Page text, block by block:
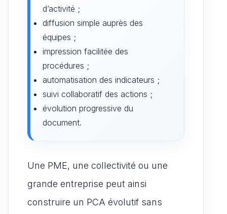
d’activité ;
diffusion simple auprès des
équipes ;
impression facilitée des
procédures ;
automatisation des indicateurs ;
suivi collaboratif des actions ;
évolution progressive du
document.
Une PME, une collectivité ou une
grande entreprise peut ainsi
construire un PCA évolutif sans